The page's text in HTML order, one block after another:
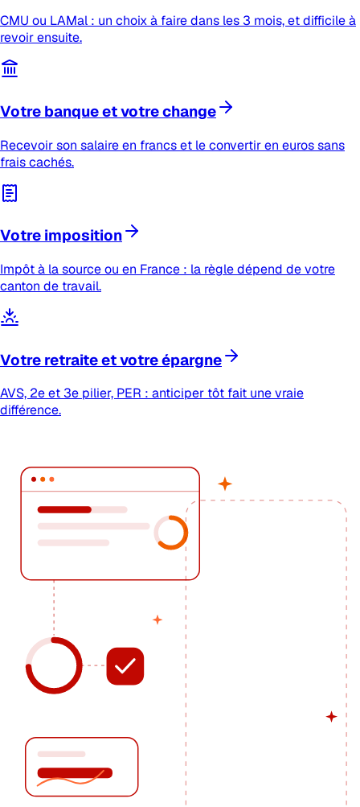
CMU ou LAMal : un choix à faire dans les 3 mois, et difficile à
revoir ensuite.
Votre banque et votre change
Recevoir son salaire en francs et le convertir en euros sans
frais cachés.
Votre imposition
Impôt à la source ou en France : la règle dépend de votre
canton de travail.
Votre retraite et votre épargne
AVS, 2e et 3e pilier, PER : anticiper tôt fait une vraie
différence.